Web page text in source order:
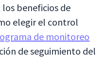
beneficios de
elegir el control
de monitoreo
de seguimiento del